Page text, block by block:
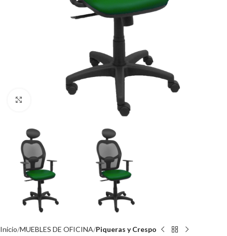
Inicio MUEBLES DE OFICINA Piqueras y Crespo